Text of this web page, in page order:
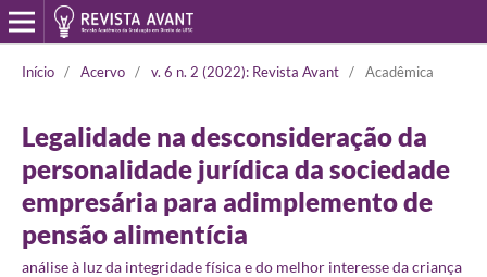
Início / Acervo / v. 6 n. 2 (2022): Revista Avant / Acadêmica
Legalidade na desconsideração da
personalidade jurídica da sociedade
empresária para adimplemento de
pensão alimentícia
análise à luz da integridade física e do melhor interesse da criança